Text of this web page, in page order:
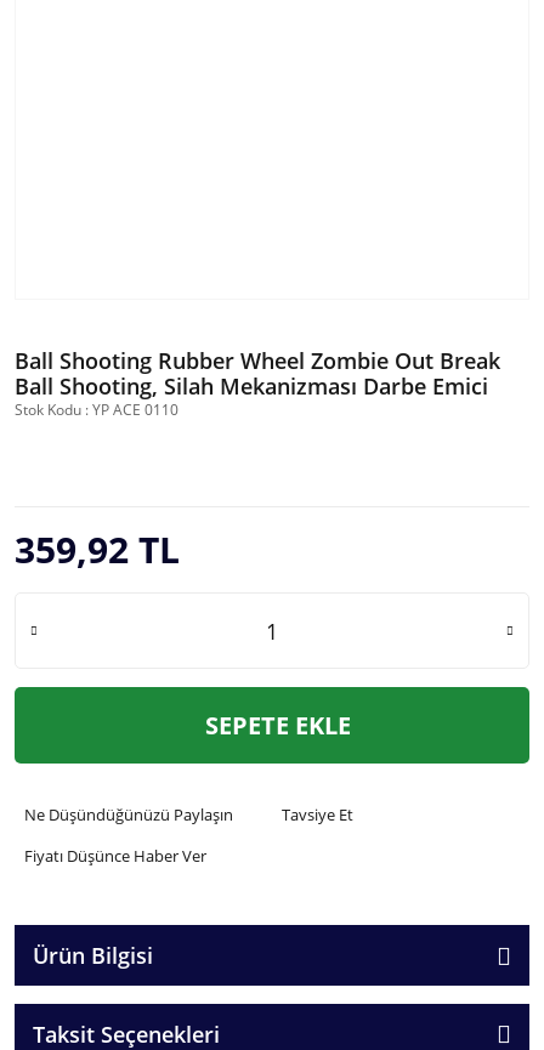
Ball Shooting Rubber Wheel Zombie Out Break
Ball Shooting, Silah Mekanizması Darbe Emici
Stok Kodu : YP ACE 0110
359,92 TL
SEPETE EKLE
Ne Düşündüğünüzü Paylaşın
Tavsiye Et
Fiyatı Düşünce Haber Ver
Ürün Bilgisi
Taksit Seçenekleri